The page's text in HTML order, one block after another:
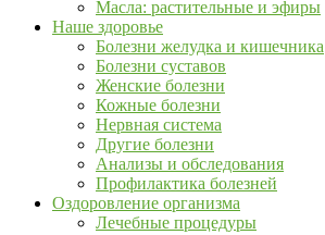
народных
заготовки
лечебных
рецепты,
Масла: растительные и эфиры
Наше здоровье
Болезни желудка и кишечника
Болезни суставов
Женские болезни
Кожные болезни
Нервная система
Другие болезни
Анализы и обследования
Профилактика болезней
Оздоровление организма
Лечебные процедуры